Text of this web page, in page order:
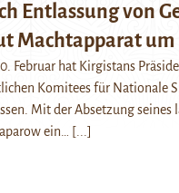
Entlassung von
Machtapparat um
Februar hat Kirgistans
Komitees für Nationale
Mit der Absetzung
ein…
[...]